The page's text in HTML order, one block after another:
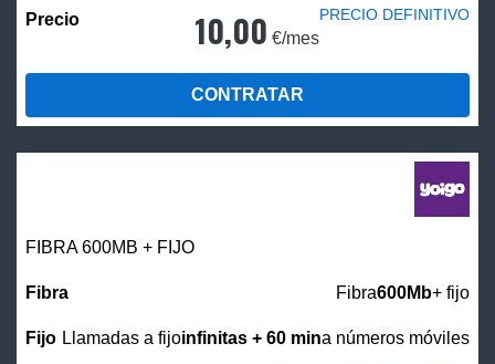
10,00 €/mes
PRECIO DEFINITIVO
CONTRATAR
FIBRA 600MB + FIJO
Fibra600Mb+ fijo
Llamadas a fijoinfinitas + 60 mina números móviles